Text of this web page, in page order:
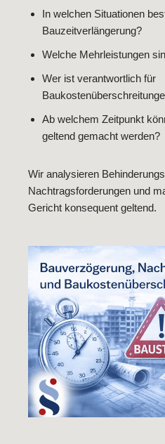
In welchen Situationen
Bauzeitverlängerung?
Welche Mehrleistungen
Wer ist verantwortlich für
Ab welchem Zeitpunkt
geltend gemacht werden?
Wir analysieren
Nachtragsforderungen und
Gericht konsequent geltend.